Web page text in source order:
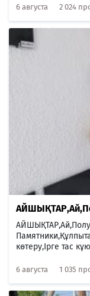
6 августа 2 024
көтеру,Ірге тас
6 августа 1 035